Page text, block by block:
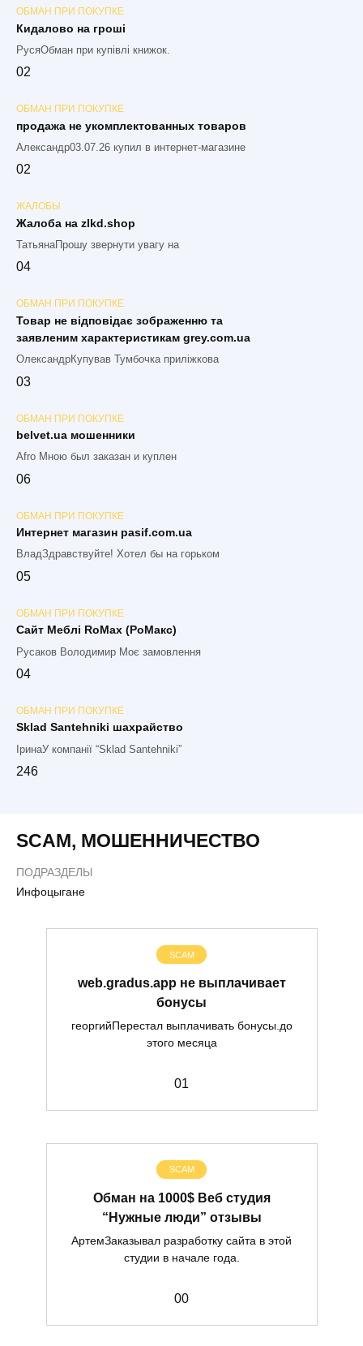
ОБМАН ПРИ ПОКУПКЕ
Кидалово на гроші
РусяОбман при купівлі книжок.
02
ОБМАН ПРИ ПОКУПКЕ
продажа не укомплектованных товаров
Александр03.07.26 купил в интернет-магазине
02
ЖАЛОБЫ
Жалоба на zlkd.shop
ТатьянаПрошу звернути увагу на
04
ОБМАН ПРИ ПОКУПКЕ
Товар не відповідає зображенню та
заявленим характеристикам grey.com.ua
ОлександрКупував Тумбочка приліжкова
03
ОБМАН ПРИ ПОКУПКЕ
belvet.ua мошенники
Afro Мною был заказан и куплен
06
ОБМАН ПРИ ПОКУПКЕ
Интернет магазин pasif.com.ua
ВладЗдравствуйте! Хотел бы на горьком
05
ОБМАН ПРИ ПОКУПКЕ
Сайт Меблі RoMax (РоМакс)
Русаков Володимир Моє замовлення
04
ОБМАН ПРИ ПОКУПКЕ
Sklad Santehniki шахрайство
ІринаУ компанії “Sklad Santehniki”
246
SCAM, МОШЕННИЧЕСТВО
ПОДРАЗДЕЛЫ
Инфоцыгане
SCAM
web.gradus.app не выплачивает
бонусы
георгийПерестал выплачивать бонусы.до
этого месяца
01
SCAM
Обман на 1000$ Веб студия
“Нужные люди” отзывы
АртемЗаказывал разработку сайта в этой
студии в начале года.
00